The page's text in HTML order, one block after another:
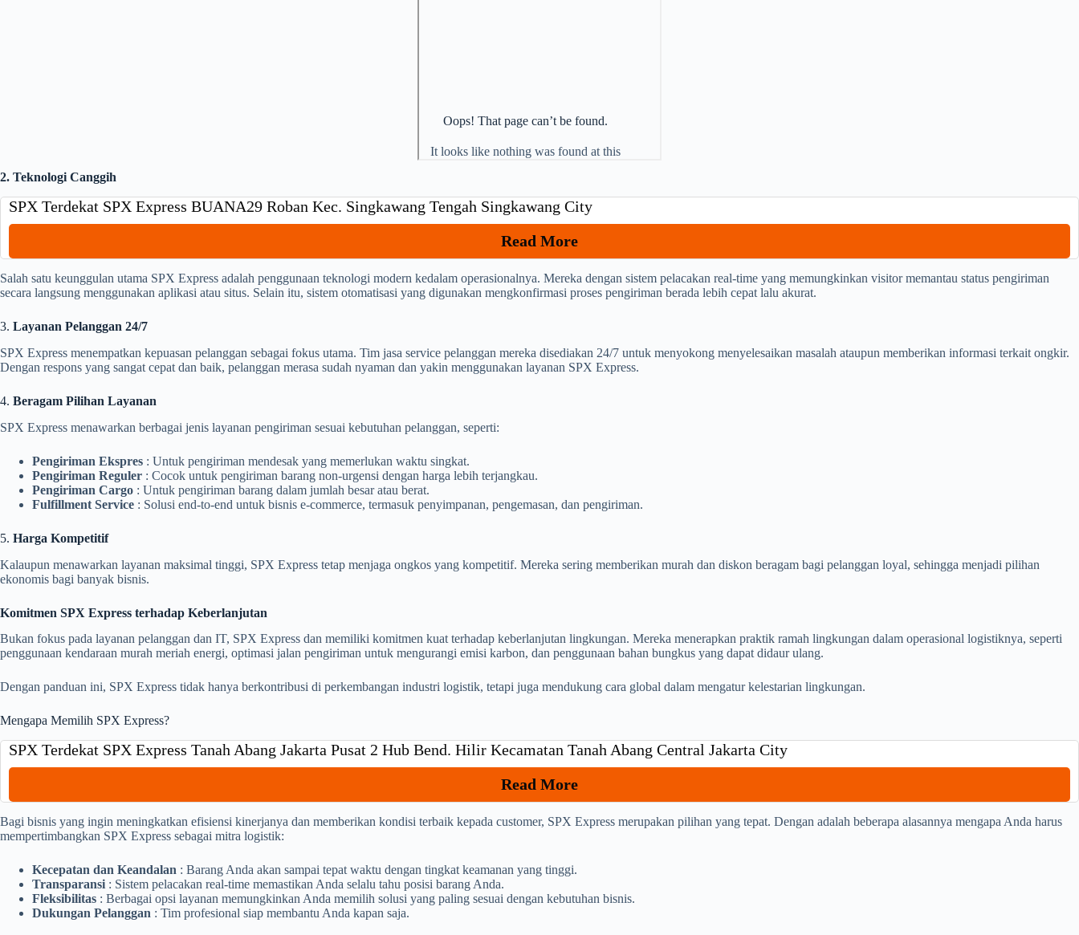
2. Teknologi Canggih
SPX Terdekat SPX Express BUANA29 Roban Kec. Singkawang Tengah Singkawang City
Read More
Salah satu keunggulan utama SPX Express adalah penggunaan teknologi modern kedalam operasionalnya. Mereka dengan sistem pelacakan real-time yang memungkinkan visitor memantau status pengiriman
secara langsung menggunakan aplikasi atau situs. Selain itu, sistem otomatisasi yang digunakan mengkonfirmasi proses pengiriman berada lebih cepat lalu akurat.
3. Layanan Pelanggan 24/7
SPX Express menempatkan kepuasan pelanggan sebagai fokus utama. Tim jasa service pelanggan mereka disediakan 24/7 untuk menyokong menyelesaikan masalah ataupun memberikan informasi terkait ongkir.
Dengan respons yang sangat cepat dan baik, pelanggan merasa sudah nyaman dan yakin menggunakan layanan SPX Express.
4. Beragam Pilihan Layanan
SPX Express menawarkan berbagai jenis layanan pengiriman sesuai kebutuhan pelanggan, seperti:
Pengiriman Ekspres : Untuk pengiriman mendesak yang memerlukan waktu singkat.
Pengiriman Reguler : Cocok untuk pengiriman barang non-urgensi dengan harga lebih terjangkau.
Pengiriman Cargo : Untuk pengiriman barang dalam jumlah besar atau berat.
Fulfillment Service : Solusi end-to-end untuk bisnis e-commerce, termasuk penyimpanan, pengemasan, dan pengiriman.
5. Harga Kompetitif
Kalaupun menawarkan layanan maksimal tinggi, SPX Express tetap menjaga ongkos yang kompetitif. Mereka sering memberikan murah dan diskon beragam bagi pelanggan loyal, sehingga menjadi pilihan
ekonomis bagi banyak bisnis.
Komitmen SPX Express terhadap Keberlanjutan
Bukan fokus pada layanan pelanggan dan IT, SPX Express dan memiliki komitmen kuat terhadap keberlanjutan lingkungan. Mereka menerapkan praktik ramah lingkungan dalam operasional logistiknya, seperti
penggunaan kendaraan murah meriah energi, optimasi jalan pengiriman untuk mengurangi emisi karbon, dan penggunaan bahan bungkus yang dapat didaur ulang.
Dengan panduan ini, SPX Express tidak hanya berkontribusi di perkembangan industri logistik, tetapi juga mendukung cara global dalam mengatur kelestarian lingkungan.
Mengapa Memilih SPX Express?
SPX Terdekat SPX Express Tanah Abang Jakarta Pusat 2 Hub Bend. Hilir Kecamatan Tanah Abang Central Jakarta City
Read More
Bagi bisnis yang ingin meningkatkan efisiensi kinerjanya dan memberikan kondisi terbaik kepada customer, SPX Express merupakan pilihan yang tepat. Dengan adalah beberapa alasannya mengapa Anda harus
mempertimbangkan SPX Express sebagai mitra logistik:
Kecepatan dan Keandalan : Barang Anda akan sampai tepat waktu dengan tingkat keamanan yang tinggi.
Transparansi : Sistem pelacakan real-time memastikan Anda selalu tahu posisi barang Anda.
Fleksibilitas : Berbagai opsi layanan memungkinkan Anda memilih solusi yang paling sesuai dengan kebutuhan bisnis.
Dukungan Pelanggan : Tim profesional siap membantu Anda kapan saja.